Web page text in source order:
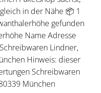
in der Nähe 📦 1
gefunden
Name Adresse
Schreibwaren Lindner,
Hinweis: dieser
Schreibwaren
München